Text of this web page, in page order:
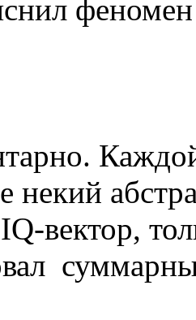
некий
IQ-вектор,